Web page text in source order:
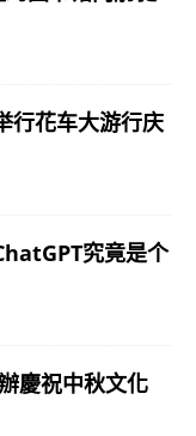
行花车大游行庆
究竟是个
慶祝中秋文化